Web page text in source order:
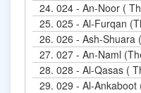
24.
25.
26.
27.
28.
29.